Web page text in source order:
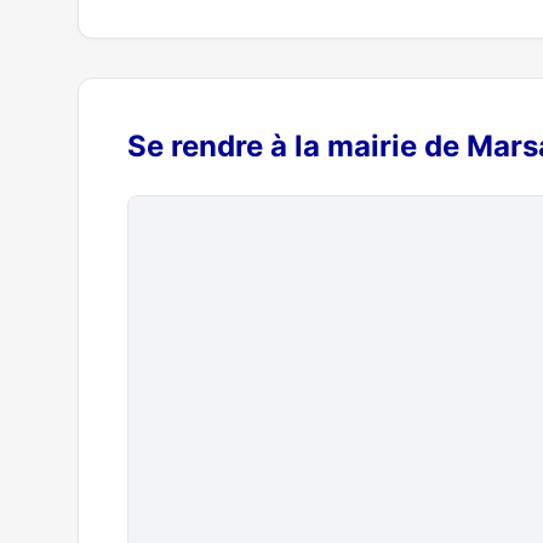
Se rendre à la mairie de